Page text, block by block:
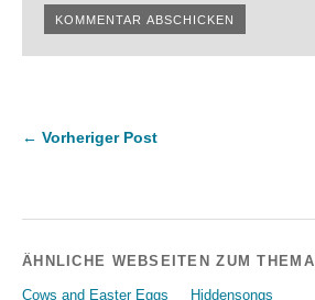
← Vorheriger Post
ÄHNLICHE WEBSEITEN ZUM THEMA
Cows and Easter Eggs Hiddensongs